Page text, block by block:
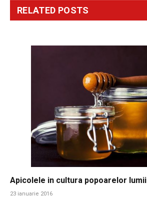
RELATED POSTS
Apicolele in cultura popoarelor lumii
23 ianuarie 2016